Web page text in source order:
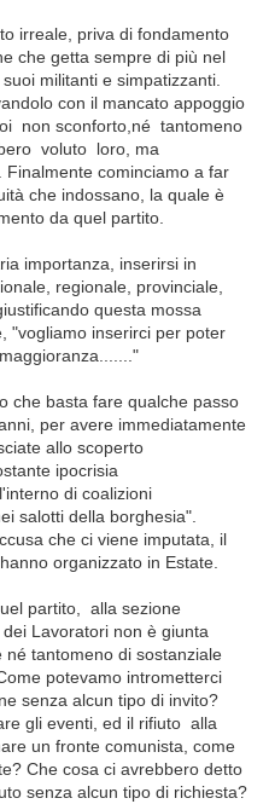
irreale, priva di fondamento
che getta sempre di più nel
militanti e simpatizzanti.
con il mancato appoggio
non sconforto,né tantomeno
voluto loro, ma
cominciamo a far
che indossano, la quale è
da quel partito.
importanza, inserirsi in
regionale, provinciale,
questa mossa
"vogliamo inserirci per poter
che basta fare qualche passo
per avere immediatamente
allo scoperto
ipocrisia
di coalizioni
salotti della borghesia".
che ci viene imputata, il
organizzato in Estate.
partito, alla sezione
Lavoratori non è giunta
tantomeno di sostanziale
potevamo intrometterci
senza alcun tipo di invito?
gli eventi, ed il rifiuto alla
un fronte comunista, come
Che cosa ci avrebbero detto
senza alcun tipo di richiesta?